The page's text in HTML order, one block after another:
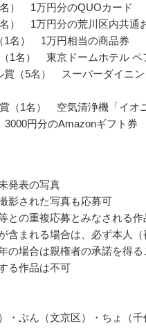
） 1万円分のQUOカード
） 1万円分の荒川区内共通
1名） 1万円相当の商品券
1名） 東京ドームホテル ペ
賞（5名） スーパーダイニン
（1名） 空気清浄機「イオ
円分のAmazonギフト券
発表の写真
影された写真も応募可
との重複応募とみなされる作
含まれる場合は、必ず本人（
の場合は親権者の承諾を得る
る作品は不可
・ぶん（文京区）・ちょ（